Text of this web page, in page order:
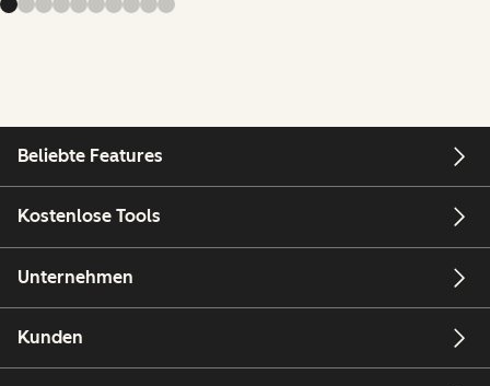
Beliebte Features
Kostenlose Tools
Unternehmen
Kunden